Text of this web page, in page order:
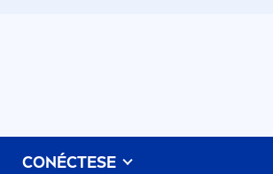
CONÉCTESE